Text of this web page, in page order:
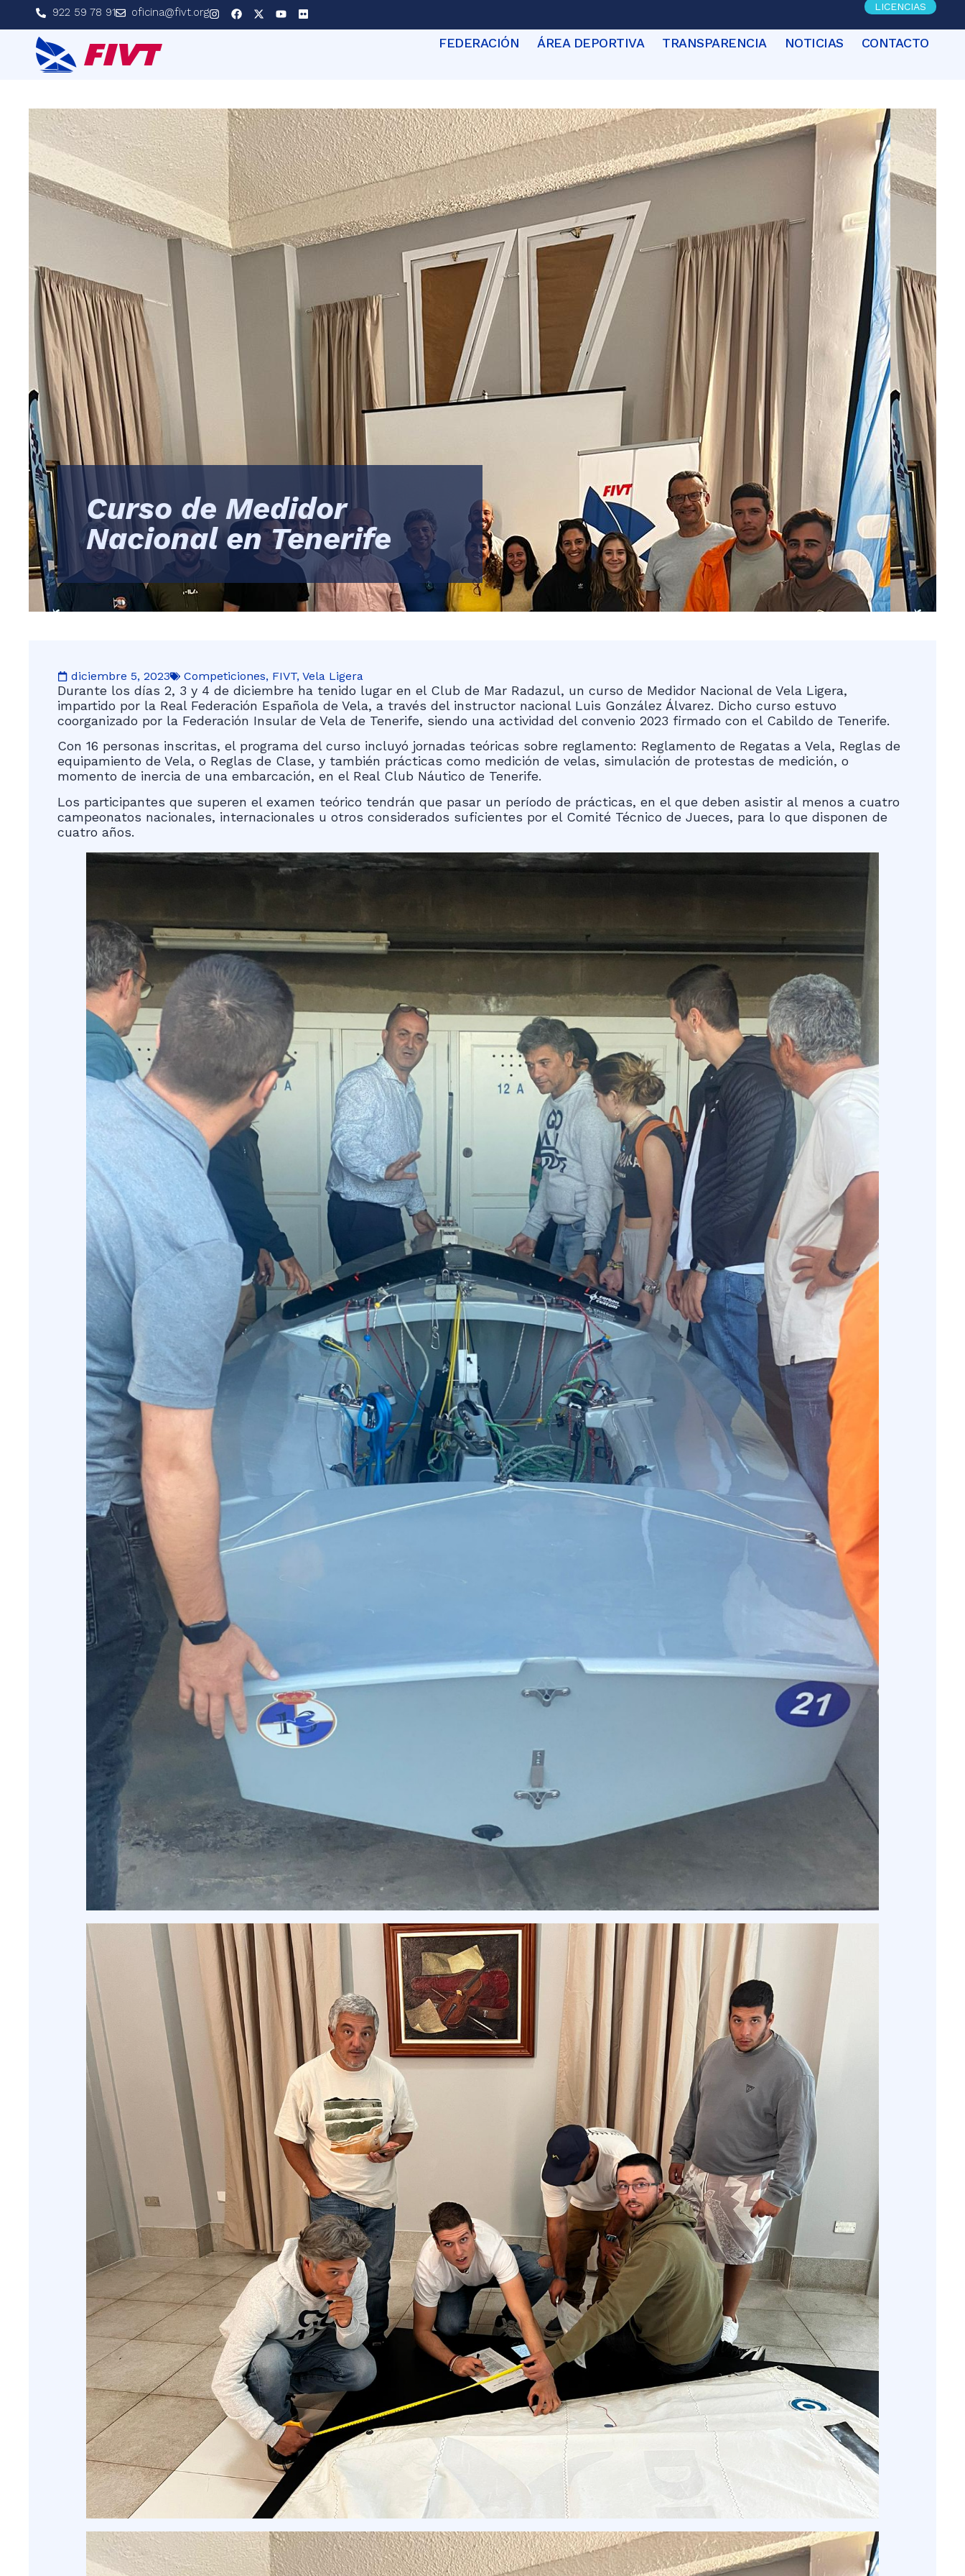
922 59 78 91 oficina@fivt.org LICENCIAS
FEDERACIÓN ÁREA DEPORTIVA TRANSPARENCIA NOTICIAS CONTACTO
Curso de Medidor
Nacional en Tenerife
diciembre 5, 2023 Competiciones, FIVT, Vela Ligera
Durante los días 2, 3 y 4 de diciembre ha tenido lugar en el Club de Mar Radazul, un curso de Medidor Nacional de Vela Ligera,
impartido por la Real Federación Española de Vela, a través del instructor nacional Luis González Álvarez. Dicho curso estuvo
coorganizado por la Federación Insular de Vela de Tenerife, siendo una actividad del convenio 2023 firmado con el Cabildo de Tenerife.
Con 16 personas inscritas, el programa del curso incluyó jornadas teóricas sobre reglamento: Reglamento de Regatas a Vela, Reglas de
equipamiento de Vela, o Reglas de Clase, y también prácticas como medición de velas, simulación de protestas de medición, o
momento de inercia de una embarcación, en el Real Club Náutico de Tenerife.
Los participantes que superen el examen teórico tendrán que pasar un período de prácticas, en el que deben asistir al menos a cuatro
campeonatos nacionales, internacionales u otros considerados suficientes por el Comité Técnico de Jueces, para lo que disponen de
cuatro años.